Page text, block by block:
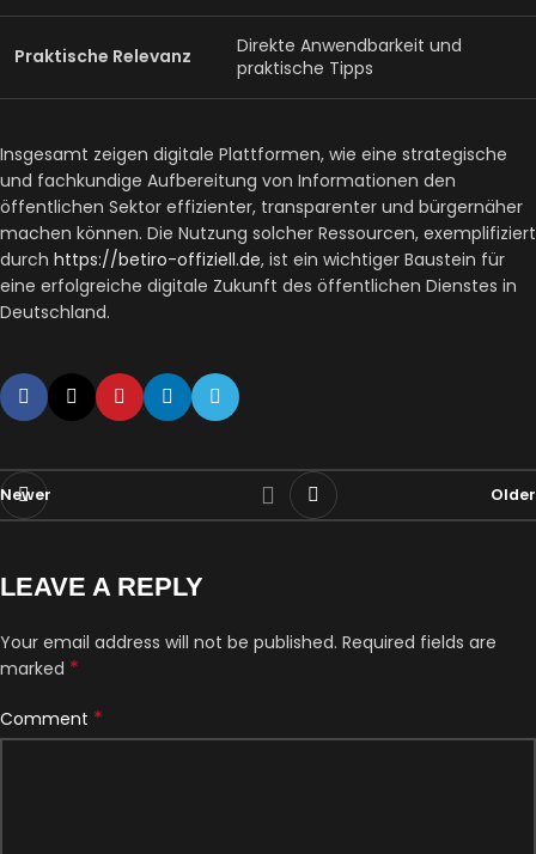
Praktische Relevanz
Direkte Anwendbarkeit und
praktische Tipps
Insgesamt zeigen digitale Plattformen, wie eine strategische
und fachkundige Aufbereitung von Informationen den
öffentlichen Sektor effizienter, transparenter und bürgernäher
machen können. Die Nutzung solcher Ressourcen, exemplifiziert
durch https://betiro-offiziell.de, ist ein wichtiger Baustein für
eine erfolgreiche digitale Zukunft des öffentlichen Dienstes in
Deutschland.
Newer Older
LEAVE A REPLY
Your email address will not be published. Required fields are
marked *
Comment *